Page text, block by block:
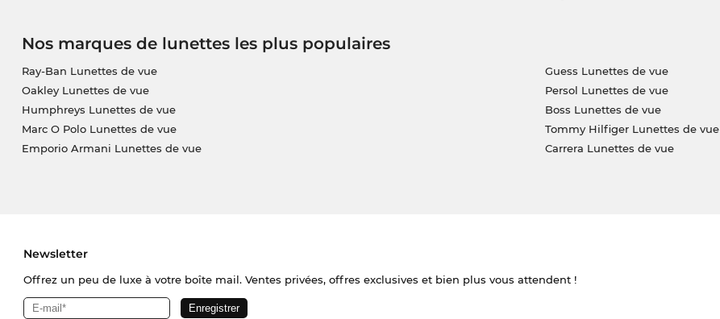
Nos marques de lunettes les plus populaires
Ray-Ban Lunettes de vue
Oakley Lunettes de vue
Humphreys Lunettes de vue
Marc O Polo Lunettes de vue
Emporio Armani Lunettes de vue
Guess Lunettes de vue
Persol Lunettes de vue
Boss Lunettes de vue
Tommy Hilfiger Lunettes de vue
Carrera Lunettes de vue
Newsletter
Offrez un peu de luxe à votre boîte mail. Ventes privées, offres exclusives et bien plus vous attendent !